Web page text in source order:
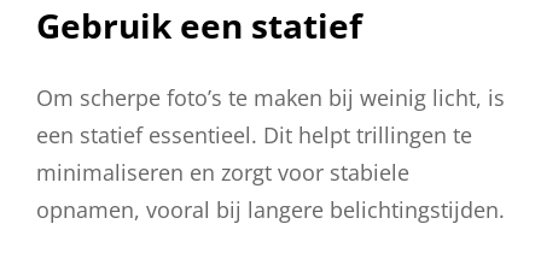
Gebruik een statief
Om scherpe foto’s te maken bij weinig licht, is
een statief essentieel. Dit helpt trillingen te
minimaliseren en zorgt voor stabiele
opnamen, vooral bij langere belichtingstijden.